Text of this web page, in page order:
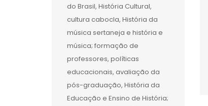
do Brasil, História Cultural,
cultura cabocla, História da
música sertaneja e história e
música; formação de
professores, políticas
educacionais, avaliação da
pós-graduação, História da
Educação e Ensino de História;